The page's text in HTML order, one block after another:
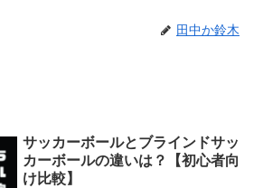
田中か鈴木
サッカーボールとブラインドサッ
カーボールの違いは？【初心者向
け比較】